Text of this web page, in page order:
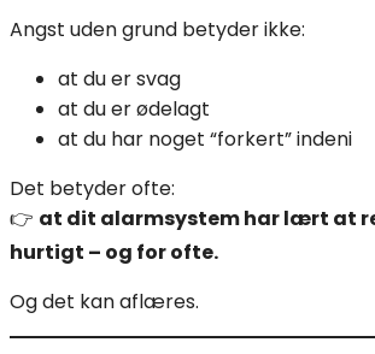
Angst uden grund betyder ikke:
at du er svag
at du er ødelagt
at du har noget “forkert” indeni
Det betyder ofte:
👉 at dit alarmsystem har lært at
hurtigt – og for ofte.
Og det kan aflæres.